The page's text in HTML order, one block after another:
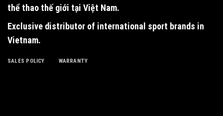
thể thao thế giới tại Việt Nam.
Exclusive distributor of international sport brands in
Vietnam.
SALES POLICY WARRANTY